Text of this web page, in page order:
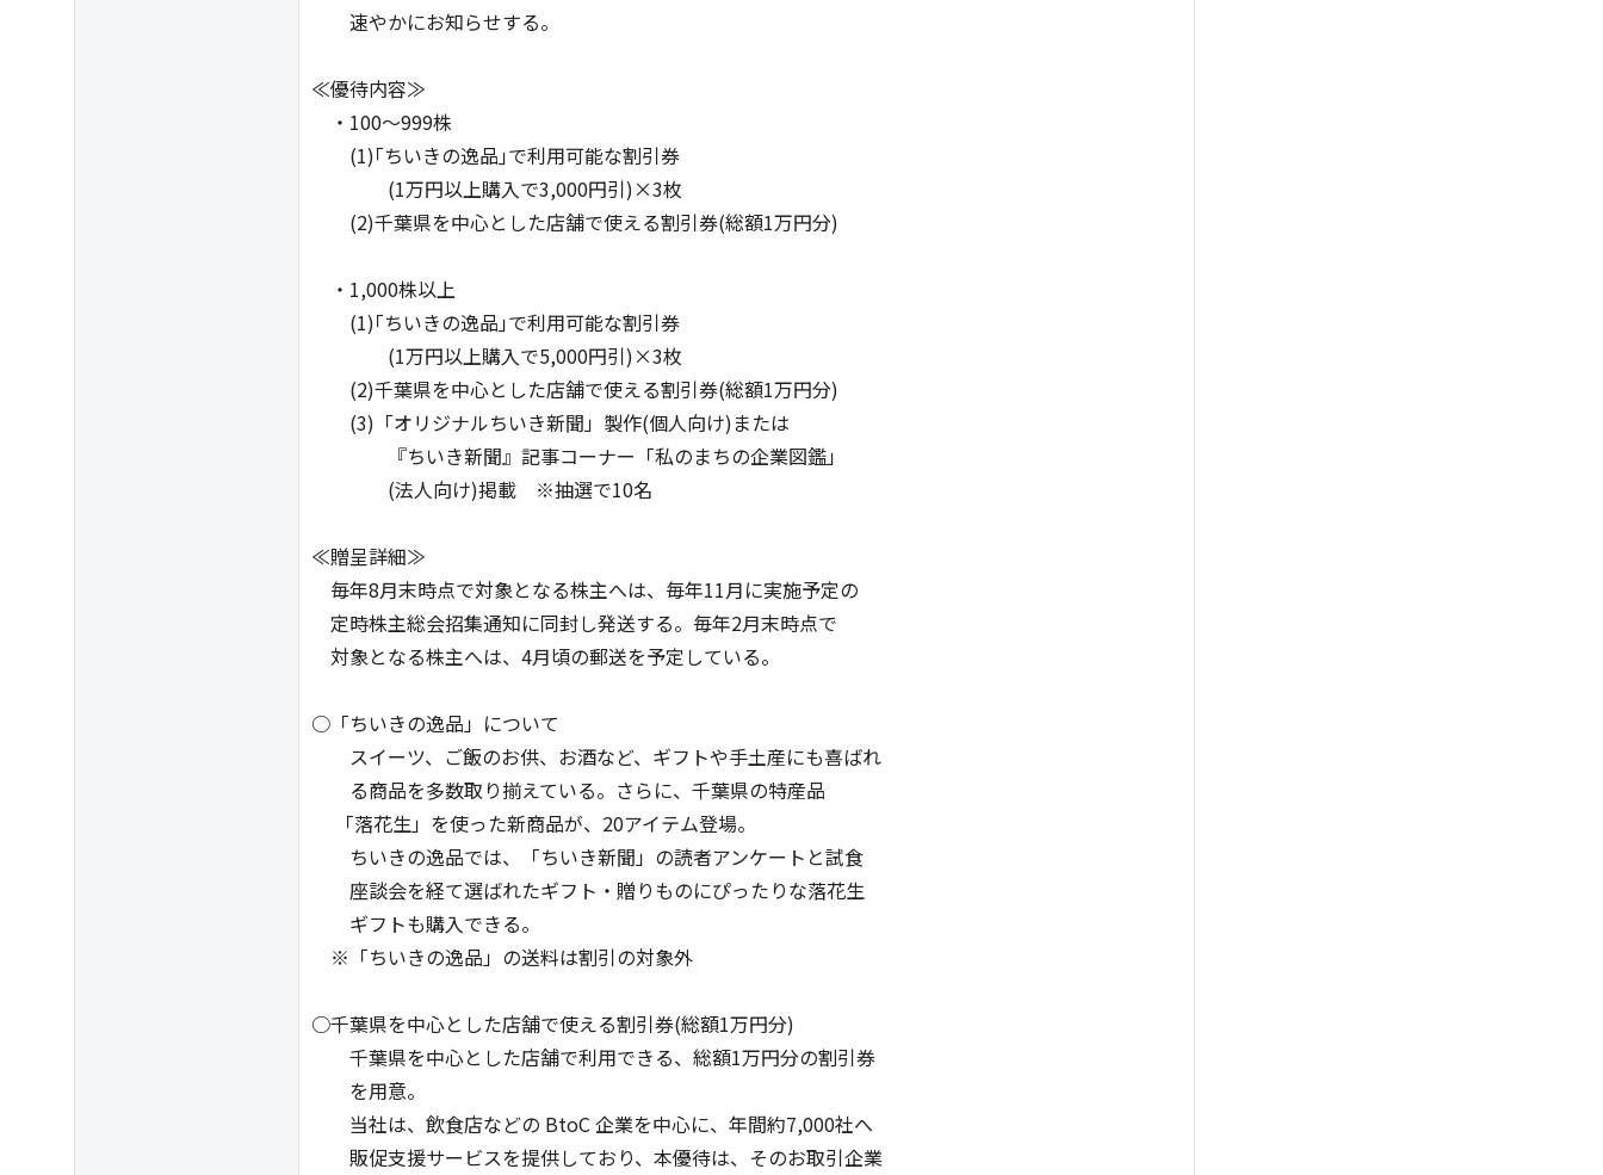
速やかにお知らせする。
≪優待内容≫
・100～999株
(1)｢ちいきの逸品｣で利用可能な割引券
(1万円以上購入で3,000円引)×3枚
(2)千葉県を中心とした店舗で使える割引券(総額1万円分)
・1,000株以上
(1)｢ちいきの逸品｣で利用可能な割引券
(1万円以上購入で5,000円引)×3枚
(2)千葉県を中心とした店舗で使える割引券(総額1万円分)
(3)「オリジナルちいき新聞」製作(個人向け)または
『ちいき新聞』記事コーナー「私のまちの企業図鑑」
(法人向け)掲載 ※抽選で10名
≪贈呈詳細≫
毎年8月末時点で対象となる株主へは、毎年11月に実施予定の
定時株主総会招集通知に同封し発送する。毎年2月末時点で
対象となる株主へは、4月頃の郵送を予定している。
○「ちいきの逸品」について
スイーツ、ご飯のお供、お酒など、ギフトや手土産にも喜ばれ
る商品を多数取り揃えている。さらに、千葉県の特産品
「落花生」を使った新商品が、20アイテム登場。
ちいきの逸品では、「ちいき新聞」の読者アンケートと試食
座談会を経て選ばれたギフト・贈りものにぴったりな落花生
ギフトも購入できる。
※「ちいきの逸品」の送料は割引の対象外
○千葉県を中心とした店舗で使える割引券(総額1万円分)
千葉県を中心とした店舗で利用できる、総額1万円分の割引券
を用意。
当社は、飲食店などの BtoC 企業を中心に、年間約7,000社へ
販促支援サービスを提供しており、本優待は、そのお取引企業